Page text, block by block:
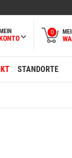
MEIN 0
STANDORTE